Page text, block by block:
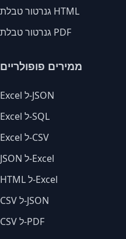
גנרטור טבלת HTML
גנרטור טבלת PDF
ממירים פופולריים
Excel ל-JSON
Excel ל-SQL
Excel ל-CSV
JSON ל-Excel
HTML ל-Excel
CSV ל-JSON
CSV ל-PDF